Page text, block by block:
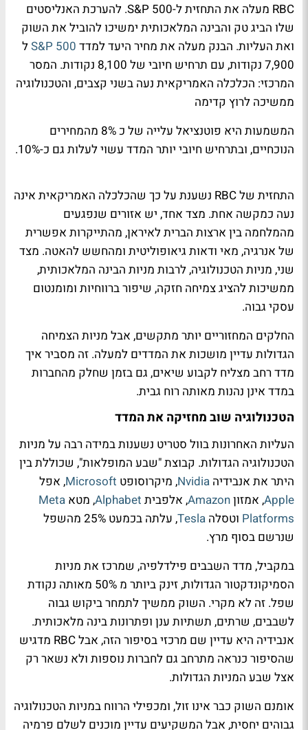
RBC מעלה את התחזית ל-S&P 500. להערכת האנליסטים
שלו הביג טק והבינה המלאכותית ימשיכו להוביל את השוק
ואת העליות. הבנק מעלה את מחיר היעד למדד S&P 500ל
7,900 נקודות, עם תרחיש חיובי של 8,100 נקודות. המסר
המרכזי: הכלכלה האמריקאית נעה בשני קצבים, והטכנולוגיה
ממשיכה לרוץ קדימה
המשמעות היא פוטנציאל עלייה של כ 8% מהמחירים
הנוכחיים, ובתרחיש חיובי יותר המדד עשוי לעלות גם כ-10%.
התחזית של RBC נשענת על כך שהכלכלה האמריקאית אינה
נעה כמקשה אחת. מצד אחד, יש אזורים שנפגעים
מהמלחמה בין ארצות הברית לאיראן, מהתייקרות אפשרית
של אנרגיה, מאי ודאות גיאופוליטית ומהחשש להאטה. מצד
שני, מניות הטכנולוגיה, לרבות מניות הבינה המלאכותית,
ממשיכות להציג צמיחה חזקה, שיפור ברווחיות ומומנטום
עסקי גבוה.
החלקים המחזוריים יותר מתקשים, אבל מניות הצמיחה
הגדולות עדיין מושכות את המדדים למעלה. זה מסביר איך
מדד רחב מצליח לקבוע שיאים, גם בזמן שחלק מהחברות
במדד אינן נהנות מאותה רוח גבית.
הטכנולוגיה שוב מחזיקה את המדד
העליות האחרונות בוול סטריט נשענות במידה רבה על מניות
הטכנולוגיה הגדולות. קבוצת "שבע המופלאות", שכוללת בין
היתר את אנבידיה Nvidia, מיקרוסופט Microsoft, אפל
Apple, אמזוןAmazon, אלפבית Alphabet, מטא Meta
Platforms וטסלה Tesla
, עלתה בכמעט 25% מהשפל
שנרשם בסוף מרץ.
במקביל, מדד השבבים פילדלפיה, שמרכז את מניות
הסמיקונדקטור הגדולות, זינק ביותר מ 50% מאותה נקודת
שפל. זה לא מקרי. השוק ממשיך לתמחר ביקוש גבוה
לשבבים, שרתים, תשתיות ענן ופתרונות בינה מלאכותית.
אנבידיה היא עדיין שם מרכזי בסיפור הזה, אבל RBC מדגיש
שהסיפור כנראה מתרחב גם לחברות נוספות ולא נשאר רק
אצל שבע המניות הגדולות.
אומנם השוק כבר אינו זול, ומכפילי הרווח במניות הטכנולוגיה
גבוהים יחסית, אבל המשקיעים עדיין מוכנים לשלם פרמיה